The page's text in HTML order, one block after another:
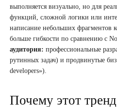
выполняется визуально, но для
функций, сложной логики или
написание небольших фрагментов
больше гибкости по сравнению с
аудитория: профессиональные
рутинных задач) и продвинутые
developers»).
Почему этот